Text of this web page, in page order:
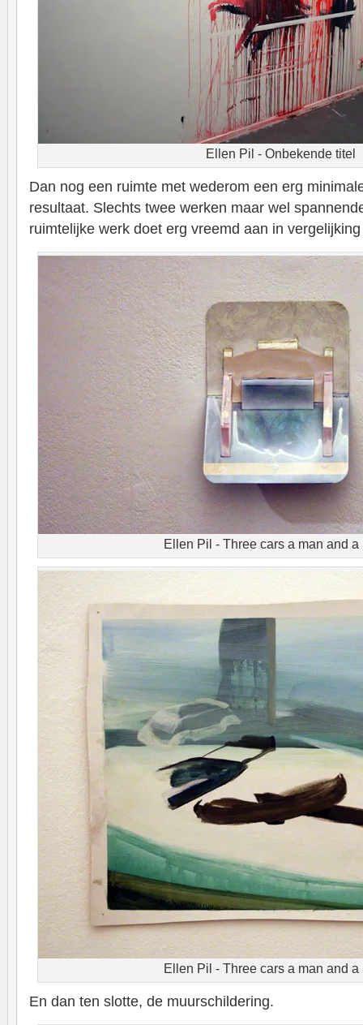
Ellen Pil - Onbekende titel
Dan nog een ruimte met wederom een erg
resultaat. Slechts twee werken maar wel
ruimtelijke werk doet erg vreemd aan in
Ellen Pil - Three cars a man and a
Ellen Pil - Three cars a man and a
En dan ten slotte, de muurschildering.